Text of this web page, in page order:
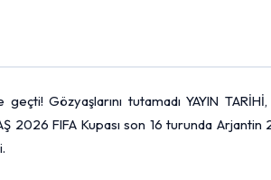
Gözyaşlarını tutamadı YAYIN
2026 FIFA Kupası son 16 turunda Arjantin